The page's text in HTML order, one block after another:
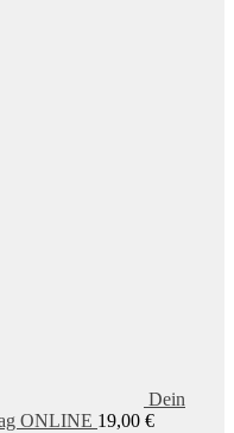
Dein
ONLINE 19,00 €